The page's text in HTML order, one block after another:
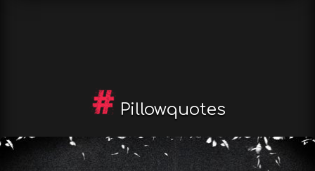
Pillowquotes